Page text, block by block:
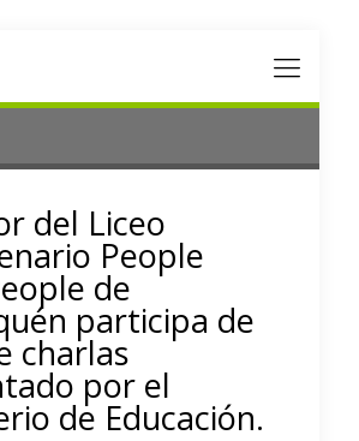
del Liceo
People
de
participa de
charlas
por el
de Educación.